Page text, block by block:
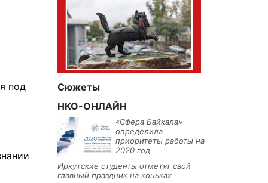
под
Сюжеты
НКО-ОНЛАЙН
«Сфера Байкала»
определила
приоритеты работы на
2020 год
Иркутские студенты отметят свой
главный праздник на коньках